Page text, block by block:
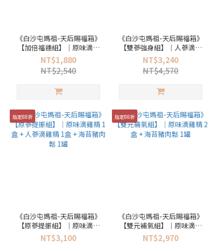
《白沙屯媽祖-天后賜福箱》
【加倍福運組】｜原味滴雞
精 1盒 + 豬肉鬆 2罐
NT$1,880
NT$2,540
《白沙屯媽祖-天后賜福箱》
【雙蔘強身組】｜人蔘滴雞
精 2盒 + 海苔豬肉鬆 1罐
NT$3,240
NT$4,570
指定88折
《白沙屯媽祖-天后賜福箱》
【原蔘提振組】｜原味滴雞
精 1盒 + 人蔘滴雞精 1盒 + 海
NT$3,100
指定88折
《白沙屯媽祖-天后賜福箱》
【雙元補氣組】｜原味滴雞
精 2盒 + 海苔豬肉鬆 1罐
NT$2,970